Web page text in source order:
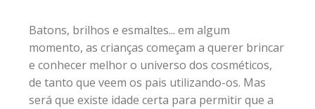
Batons, brilhos e esmaltes... em algum
momento, as crianças começam a querer brincar
e conhecer melhor o universo dos cosméticos,
de tanto que veem os pais utilizando-os. Mas
será que existe idade certa para permitir que a